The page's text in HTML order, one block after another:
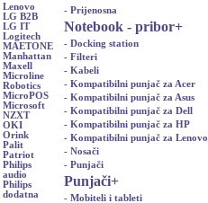
Lenovo
LG B2B
LG IT
Logitech
MAETONE
Manhattan
Maxell
Microline
Robotics
MicroPOS
Microsoft
NZXT
OKI
Orink
Palit
Patriot
Philips
audio
Philips
dodatna
- Prijenosna
Notebook - pribor+
- Docking station
- Filteri
- Kabeli
- Kompatibilni punjač za Acer
- Kompatibilni punjač za Asus
- Kompatibilni punjač za Dell
- Kompatibilni punjač za HP
- Kompatibilni punjač za Lenovo
- Nosači
- Punjači
Punjači+
- Mobiteli i tableti